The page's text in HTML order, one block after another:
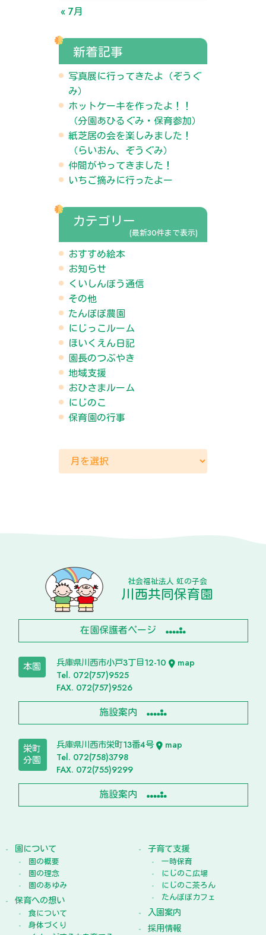
« 7月
新着記事
写真展に行ってきたよ（ぞうぐ
み）
ホットケーキを作ったよ！！
（分園あひるぐみ・保育参加）
紙芝居の会を楽しみました！
（らいおん、ぞうぐみ）
仲間がやってきました！
いちご摘みに行ったよー
カテゴリー
(最新30件まで表示)
おすすめ絵本
お知らせ
くいしんぼう通信
その他
たんぽぽ農園
にじっこルーム
ほいくえん日記
園長のつぶやき
地域支援
おひさまルーム
にじのこ
保育園の行事
社会福祉法人 虹の子会
川西共同保育園
在園保護者ページ
本園 兵庫県川西市小戸3丁目12-10
map
Tel. 072(757)9525
FAX. 072(757)9526
施設案内
栄町
分園
兵庫県川西市栄町13番4号
map
Tel. 072(758)3798
FAX. 072(755)9299
施設案内
園について
園の概要
園の理念
園のあゆみ
保育への想い
食について
身体づくり
子育て支援
一時保育
にじのこ広場
にじのこ茶ろん
たんぽぽカフェ
入園案内
採用情報